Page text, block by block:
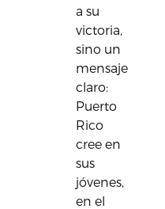
a su
victoria,
sino un
mensaje
claro:
Puerto
Rico
cree en
sus
jóvenes,
en el